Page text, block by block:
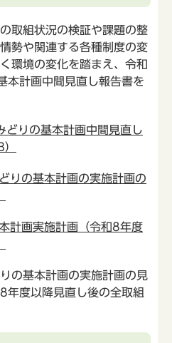
取組状況の検証や課題の整
勢や関連する各種制度の変
環境の変化を踏まえ、令和
本計画中間見直し報告書を
どりの基本計画中間見直し
りの基本計画の実施計画の
計画実施計画（令和8年度
の基本計画の実施計画の見
年度以降見直し後の全取組